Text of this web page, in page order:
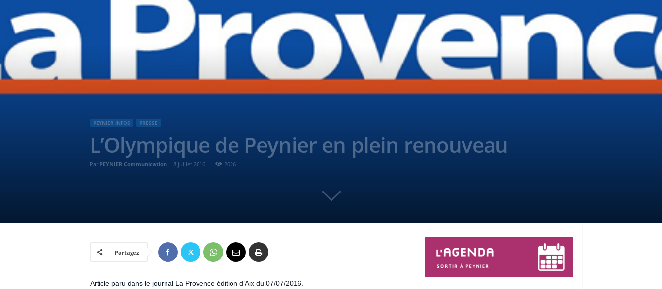
PEYNIER INFOS PRESSE
L’Olympique de Peynier en plein renouveau
Par PEYNIER Communication- 8 juillet 2016 2026
Partagez
Article paru dans le journal La Provence édition d’Aix du 07/07/2016.